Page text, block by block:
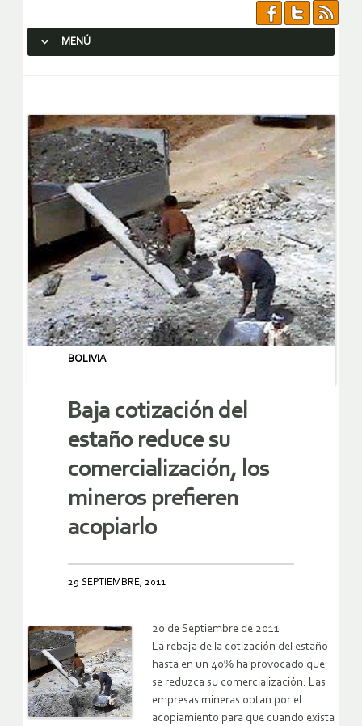
MENÚ
BOLIVIA
Baja cotización del
estaño reduce su
comercialización, los
mineros prefieren
acopiarlo
29 SEPTIEMBRE, 2011
20 de Septiembre de 2011
La rebaja de la cotización del estaño
hasta en un 40% ha provocado que
se reduzca su comercialización. Las
empresas mineras optan por el
acopiamiento para que cuando exista